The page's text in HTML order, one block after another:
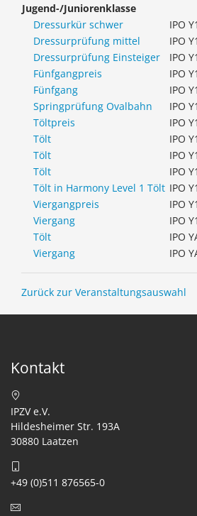
Jugend-/Juniorenklasse
Dressurkür schwer
IPO
Dressurprüfung mittel
IPO
Dressurprüfung Einsteiger
IPO
Fünfgangpreis
IPO
Fünfgang
IPO
Springprüfung Ovalbahn
IPO
Töltpreis
IPO
Tölt
IPO
Tölt
IPO
Tölt
IPO
Tölt in Harmony Level 1 Tölt IPO
Viergangpreis
IPO
Viergang
IPO
Tölt
IPO
Viergang
IPO
Zurück zur Veranstaltungsauswahl
Kontakt
IPZV e.V.
Hildesheimer Str. 193A
30880 Laatzen
+49 (0)511 876565-0